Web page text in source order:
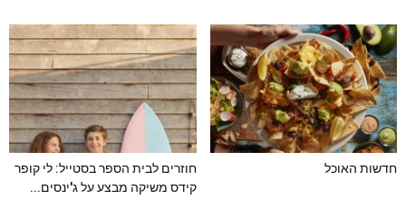
חדשות האוכל
חוזרים לבית הספר בסטייל: לי קופר
קידס משיקה מבצע על ג'ינסים...